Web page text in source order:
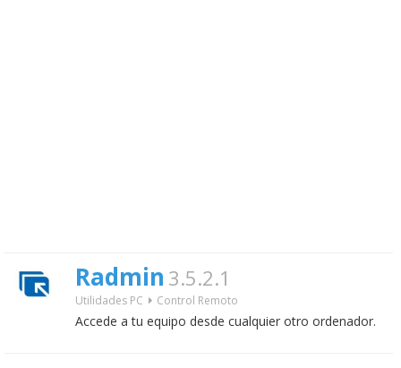
Radmin 3.5.2.1
Utilidades PC Control Remoto
Accede a tu equipo desde cualquier otro ordenador.